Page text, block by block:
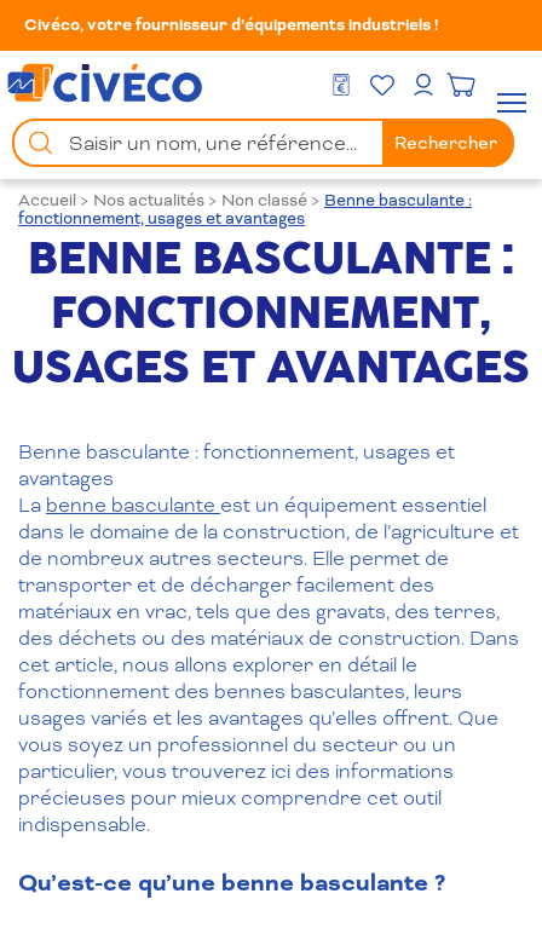
Civéco, votre fournisseur d’équipements industriels !
DEVIS GRATUIT
Mes FavorisMon compte
Chercher
un
produit
Rechercher
Accueil > Nos actualités > Non classé > Benne basculante :
fonctionnement, usages et avantages
BENNE BASCULANTE :
FONCTIONNEMENT,
USAGES ET AVANTAGES
Benne basculante : fonctionnement, usages et
avantages
La benne basculante est un équipement essentiel
dans le domaine de la construction, de l’agriculture et
de nombreux autres secteurs. Elle permet de
transporter et de décharger facilement des
matériaux en vrac, tels que des gravats, des terres,
des déchets ou des matériaux de construction. Dans
cet article, nous allons explorer en détail le
fonctionnement des bennes basculantes, leurs
usages variés et les avantages qu’elles offrent. Que
vous soyez un professionnel du secteur ou un
particulier, vous trouverez ici des informations
précieuses pour mieux comprendre cet outil
indispensable.
Qu’est-ce qu’une benne basculante ?